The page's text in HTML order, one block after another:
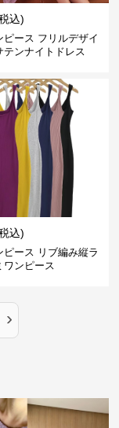
込)
ピース フリルデザイ
テンナイトドレス
込)
ピース リブ編み縦ラ
ワンピース
›